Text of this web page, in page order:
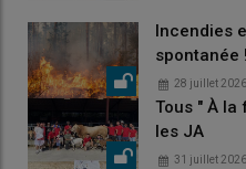
Incendies
spontanée !
28 juillet 2026
Tous " À la
les JA
31 juillet 2026